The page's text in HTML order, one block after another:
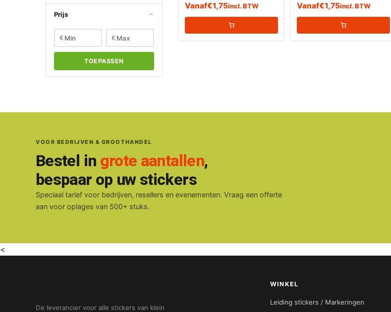
Prijs
€ €
TOEPASSEN
Vanaf€1,75incl. BTW Vanaf€1,75incl. BTW
VOOR BEDRIJVEN & GROOTHANDEL
Bestel in grote aantallen,
bespaar op uw stickers
Speciaal tarief voor bedrijven, resellers en evenementen. Vraag een offerte
aan voor oplages van 500+ stuks.
<
De leverancier voor alle stickers van klein
WINKEL
Leiding stickers / Markeringen